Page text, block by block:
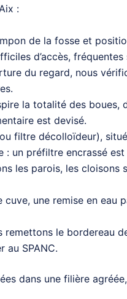
:
de la fosse et
d’accès,
du regard, nous
la totalité des boues,
est devisé.
filtre décolloïdeur),
un préfiltre encrassé
les parois, les
cuve, une remise en eau
remettons le bordereau
au SPANC.
dans une filière